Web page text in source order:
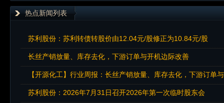
热点新闻列表
苏利股份：苏利转债转股价由12.04元/股修正为10.84元/股
长丝产销放量、库存去化，下游订单与开机边际改善
【开源化工】行业周报：长丝产销放量、库存去化，下游订单
苏利股份：2026年7月31日召开2026年第一次临时股东会